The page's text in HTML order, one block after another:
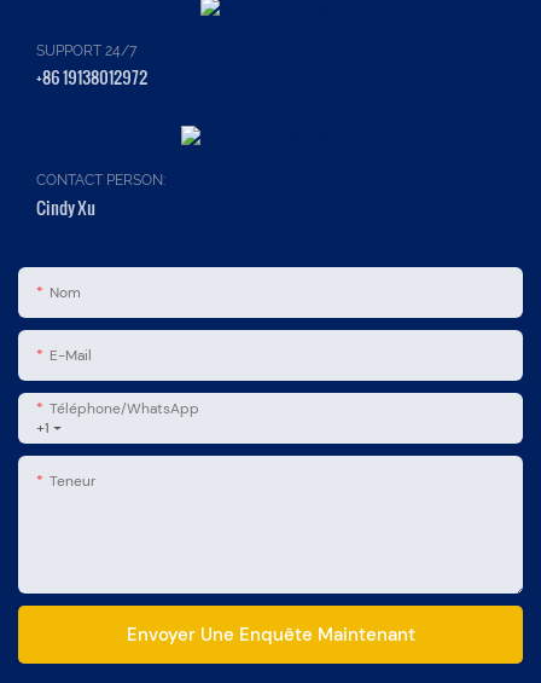
SUPPORT 24/7
+86 19138012972
CONTACT PERSON:
Cindy Xu
Nom
E-Mail
+1
Téléphone/WhatsApp
Teneur
Envoyer Une Enquête Maintenant